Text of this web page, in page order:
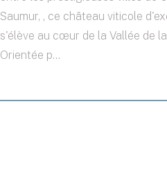
Saumur, , ce château viticole
s'élève au cœur de la Vallée de
Orientée p...